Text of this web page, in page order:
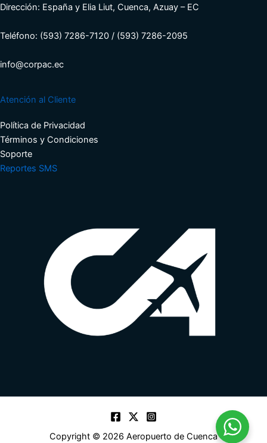
Dirección: España y Elia Liut, Cuenca, Azuay – EC
Teléfono: (593) 7286-7120 / (593) 7286-2095
info@corpac.ec
Atención al Cliente
Política de Privacidad
Términos y Condiciones​
Soporte​
Reportes SMS
Copyright © 2026 Aeropuerto de Cuenca